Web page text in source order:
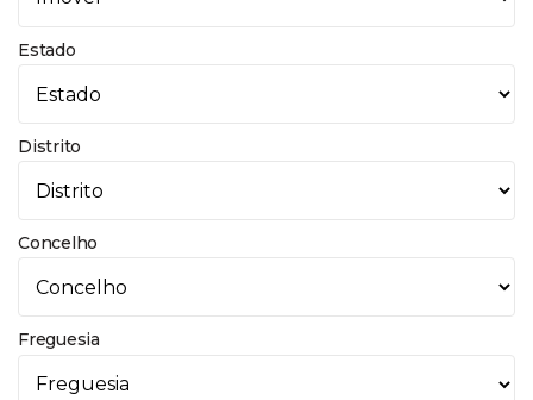
Estado
Distrito
Concelho
Freguesia